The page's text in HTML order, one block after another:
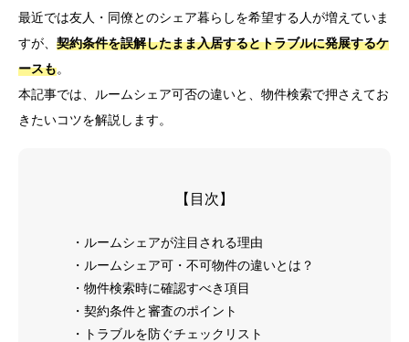
最近では友人・同僚とのシェア暮らしを希望する人が増えていま
すが、 契約条件を誤解したまま入居するとトラブルに発展するケ
ースも。
本記事では、ルームシェア可否の違いと、物件検索で押さえてお
きたいコツを解説します。
【目次】
・ルームシェアが注目される理由
・ルームシェア可・不可物件の違いとは？
・物件検索時に確認すべき項目
・契約条件と審査のポイント
・トラブルを防ぐチェックリスト